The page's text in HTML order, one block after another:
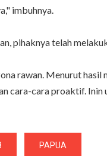
imbuhnya.
pihaknya telah
rawan. Menurut hasil
cara-cara proaktif.
PAPUA